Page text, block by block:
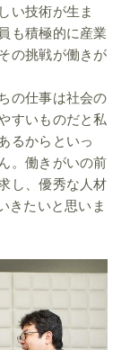
い技術が生ま
も積極的に産業
の挑戦が働きが
の仕事は社会の
すいものだと私
るからといっ
。働きがいの前
し、優秀な人材
きたいと思いま